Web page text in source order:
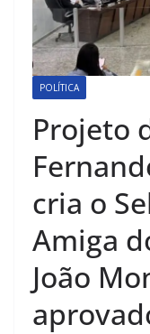
POLÍTICA
Projeto
cria o
Amiga
João